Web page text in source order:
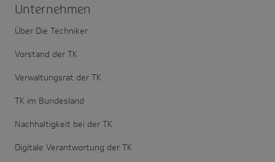
Unter­nehmen
Über Die Techniker
Vorstand der TK
Verwaltungsrat der TK
TK im Bundesland
Nachhaltigkeit bei der TK
Digitale Verantwortung der TK